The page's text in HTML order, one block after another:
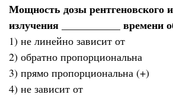
Мощность дозы рентгеновского
излучения ___________ времени
1) не линейно зависит от
2) обратно пропорциональна
3) прямо пропорциональна (+)
4) не зависит от